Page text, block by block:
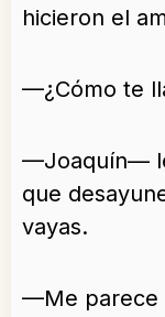
hicieron el
—¿Cómo te
—Joaquín—
que
vayas.
—Me parece